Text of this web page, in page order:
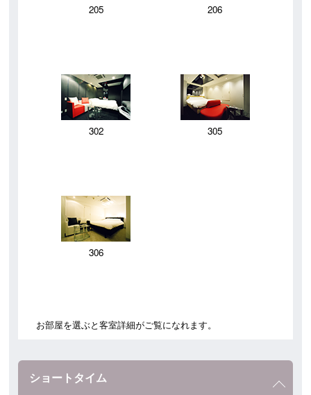
205 206
302 305
306
お部屋を選ぶと客室詳細がご覧になれます。
ショートタイム